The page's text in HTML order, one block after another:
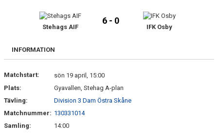
BILDGALLERI
KIOSKLISTA
Stehags AIF
6 - 0
IFK Osby
INFORMATION
Matchstart:
sön 19 april, 15:00
Plats:
Gyavallen, Stehag A-plan
Tävling:
Division 3 Dam Östra Skåne
Matchnummer: 130331014
Samling:
14:00